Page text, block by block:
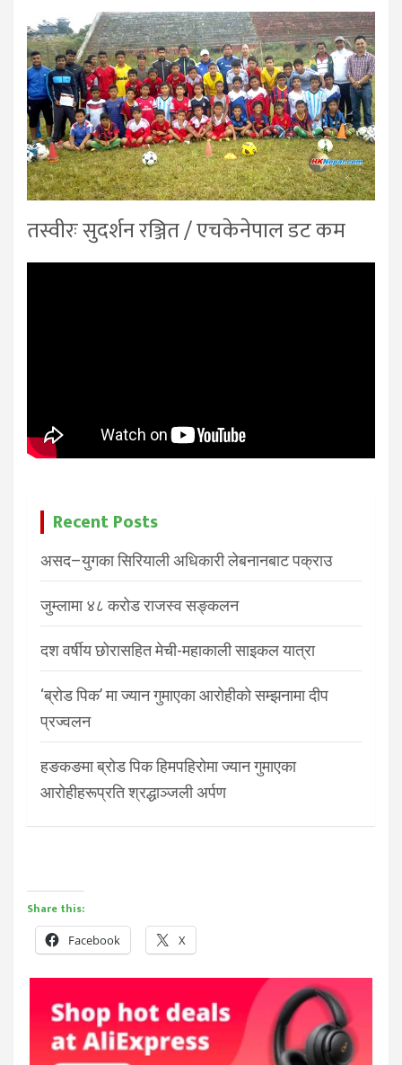
तस्वीरः सुदर्शन रञ्जित / एचकेनेपाल डट कम
Recent Posts
असद–युगका सिरियाली अधिकारी लेबनानबाट पक्राउ
जुम्लामा ४८ करोड राजस्व सङ्कलन
दश वर्षीय छोरासहित मेची-महाकाली साइकल यात्रा
‘ब्रोड पिक’ मा ज्यान गुमाएका आरोहीको सम्झनामा दीप
प्रज्वलन
हङकङमा ब्रोड पिक हिमपहिरोमा ज्यान गुमाएका
आरोहीहरूप्रति श्रद्धाञ्जली अर्पण
Share this:
Facebook X